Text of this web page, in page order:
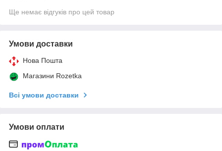
Ще немає відгуків про цей товар
Умови доставки
Нова Пошта
Магазини Rozetka
Всі умови доставки
Умови оплати